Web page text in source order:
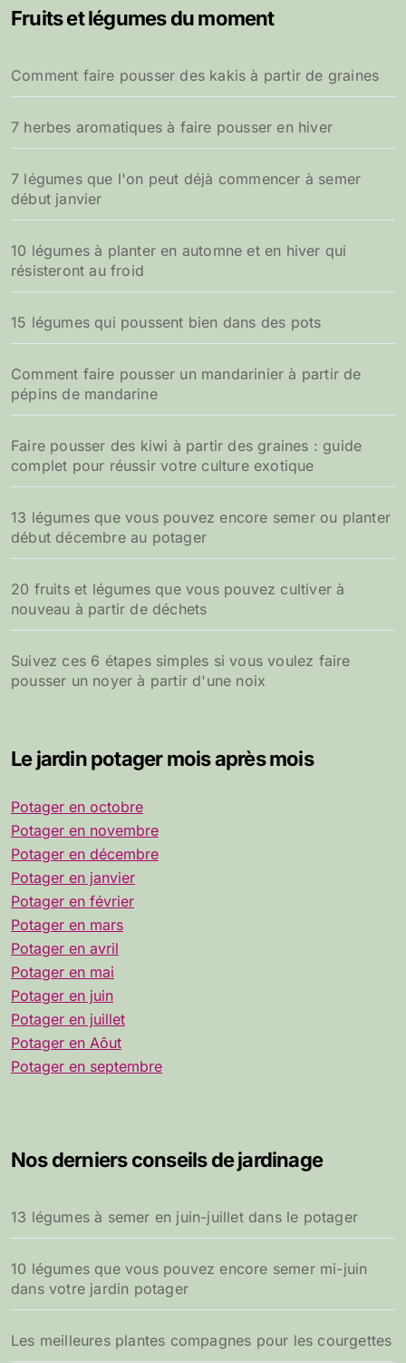
r
e
r
:
Fruits et légumes du moment
Comment faire pousser des kakis à partir de graines
7 herbes aromatiques à faire pousser en hiver
7 légumes que l'on peut déjà commencer à semer
début janvier
10 légumes à planter en automne et en hiver qui
résisteront au froid
15 légumes qui poussent bien dans des pots
Comment faire pousser un mandarinier à partir de
pépins de mandarine
Faire pousser des kiwi à partir des graines : guide
complet pour réussir votre culture exotique
13 légumes que vous pouvez encore semer ou planter
début décembre au potager
20 fruits et légumes que vous pouvez cultiver à
nouveau à partir de déchets
Suivez ces 6 étapes simples si vous voulez faire
pousser un noyer à partir d'une noix
Le jardin potager mois après mois
Potager en octobre
Potager en novembre
Potager en décembre
Potager en janvier
Potager en février
Potager en mars
Potager en avril
Potager en mai
Potager en juin
Potager en juillet
Potager en Aôut
Potager en septembre
Nos derniers conseils de jardinage
13 légumes à semer en juin-juillet dans le potager
10 légumes que vous pouvez encore semer mi-juin
dans votre jardin potager
Les meilleures plantes compagnes pour les courgettes